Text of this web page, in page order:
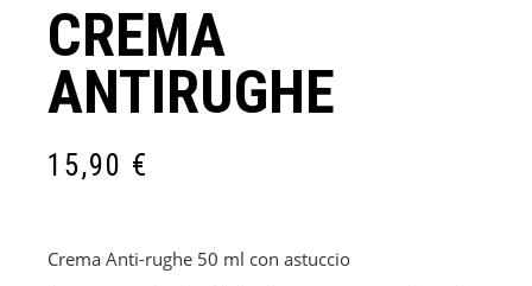
CREMA
ANTIRUGHE
15,90 €
Crema Anti-rughe 50 ml con astuccio